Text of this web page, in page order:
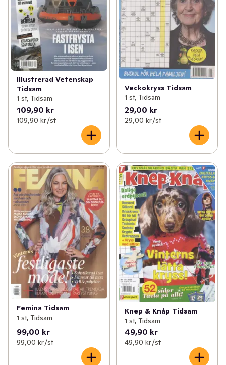
Illustrerad Vetenskap
Tidsam
1 st, Tidsam
109,90 kr
109,90 kr /st
Veckokryss Tidsam
1 st, Tidsam
29,00 kr
29,00 kr /st
Femina Tidsam
1 st, Tidsam
99,00 kr
99,00 kr /st
Knep & Knåp Tidsam
1 st, Tidsam
49,90 kr
49,90 kr /st